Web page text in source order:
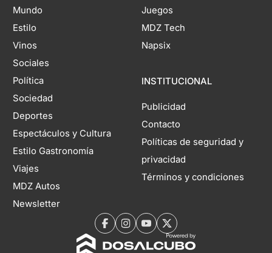
Mundo
Estilo
Vinos
Sociales
Política
Sociedad
Deportes
Espectáculos y Cultura
Estilo Gastronomía
Viajes
MDZ Autos
Newsletter
Juegos
MDZ Tech
Napsix
INSTITUCIONAL
Publicidad
Contacto
Políticas de seguridad y
privacidad
Términos y condiciones